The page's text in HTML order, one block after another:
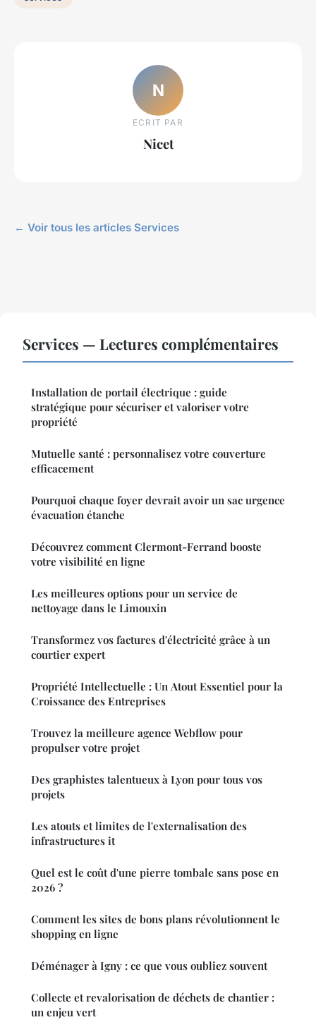
N
ECRIT PAR
Nicet
← Voir tous les articles Services
Services — Lectures complémentaires
Installation de portail électrique : guide
stratégique pour sécuriser et valoriser votre
propriété
Mutuelle santé : personnalisez votre couverture
efficacement
Pourquoi chaque foyer devrait avoir un sac urgence
évacuation étanche
Découvrez comment Clermont-Ferrand booste
votre visibilité en ligne
Les meilleures options pour un service de
nettoyage dans le Limouxin
Transformez vos factures d'électricité grâce à un
courtier expert
Propriété Intellectuelle : Un Atout Essentiel pour la
Croissance des Entreprises
Trouvez la meilleure agence Webflow pour
propulser votre projet
Des graphistes talentueux à Lyon pour tous vos
projets
Les atouts et limites de l'externalisation des
infrastructures it
Quel est le coût d'une pierre tombale sans pose en
2026 ?
Comment les sites de bons plans révolutionnent le
shopping en ligne
Déménager à Igny : ce que vous oubliez souvent
Collecte et revalorisation de déchets de chantier :
un enjeu vert